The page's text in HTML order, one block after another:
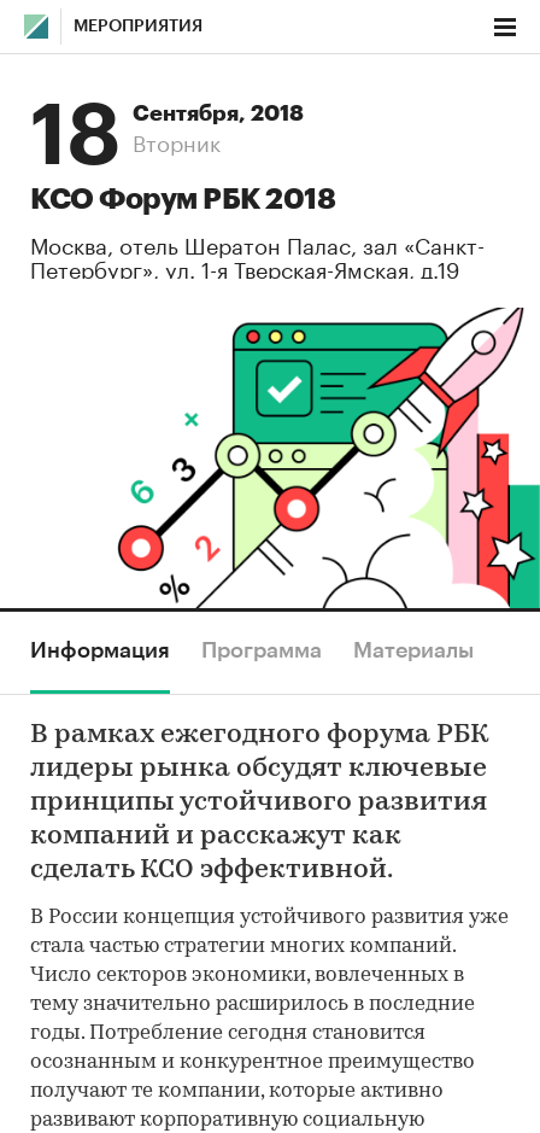
МЕРОПРИЯТИЯ
18 Сентября, 2018
Вторник
КСО Форум РБК 2018
Москва, отель Шератон Палас, зал «Санкт-
Петербург», ул. 1-я Тверская-Ямская, д.19
Информация Программа Материалы
В рамках ежегодного форума РБК
лидеры рынка обсудят ключевые
принципы устойчивого развития
компаний и расскажут как
сделать КСО эффективной.
В России концепция устойчивого развития уже
стала частью стратегии многих компаний.
Число секторов экономики, вовлеченных в
тему значительно расширилось в последние
годы. Потребление сегодня становится
осознанным и конкурентное преимущество
получают те компании, которые активно
развивают корпоративную социальную